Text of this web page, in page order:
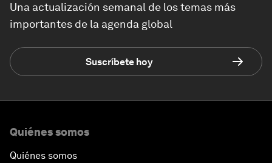
Una actualización semanal de los temas más
importantes de la agenda global
Suscríbete hoy
Quiénes somos
Quiénes somos